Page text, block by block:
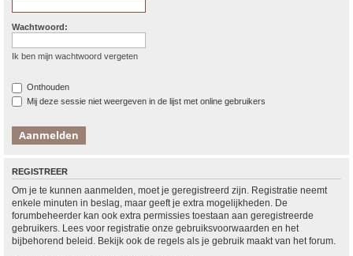
Wachtwoord:
Ik ben mijn wachtwoord vergeten
Onthouden
Mij deze sessie niet weergeven in de lijst met online gebruikers
REGISTREER
Om je te kunnen aanmelden, moet je geregistreerd zijn. Registratie neemt
enkele minuten in beslag, maar geeft je extra mogelijkheden. De
forumbeheerder kan ook extra permissies toestaan aan geregistreerde
gebruikers. Lees voor registratie onze gebruiksvoorwaarden en het
bijbehorend beleid. Bekijk ook de regels als je gebruik maakt van het forum.